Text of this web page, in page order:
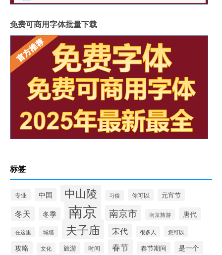
免费可商用字体批量下载
标签
专业 中国 中山陵 习俗 你可以 元宵节
冬天 冬季 南京 南京市 南京旅游 唐代
在这里 城墙 夫子庙 宋代 很多人 您可以
攻略 文化 旅游 时间 春节 春节期间
是一个